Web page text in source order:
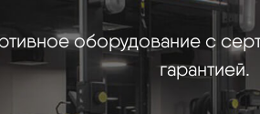
оборудование с
гарантией.